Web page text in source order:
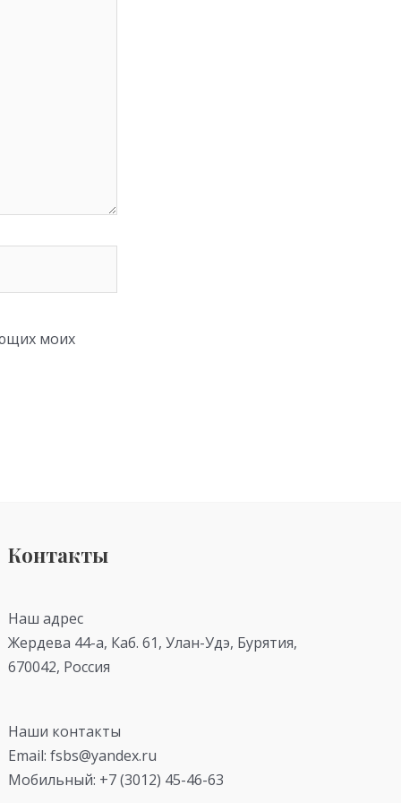
моих
Контакты
Наш адрес
Жердева 44-а, Каб. 61, Улан-Удэ, Бурятия,
670042, Россия
Наши контакты
Email: fsbs@yandex.ru
Мобильный: +7 (3012) 45-46-63